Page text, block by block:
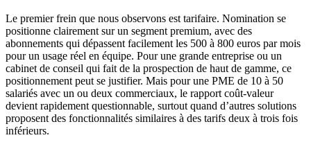
Le premier frein que nous observons est tarifaire. Nomination se
positionne clairement sur un segment premium, avec des
abonnements qui dépassent facilement les 500 à 800 euros par mois
pour un usage réel en équipe. Pour une grande entreprise ou un
cabinet de conseil qui fait de la prospection de haut de gamme, ce
positionnement peut se justifier. Mais pour une PME de 10 à 50
salariés avec un ou deux commerciaux, le rapport coût-valeur
devient rapidement questionnable, surtout quand d’autres solutions
proposent des fonctionnalités similaires à des tarifs deux à trois fois
inférieurs.